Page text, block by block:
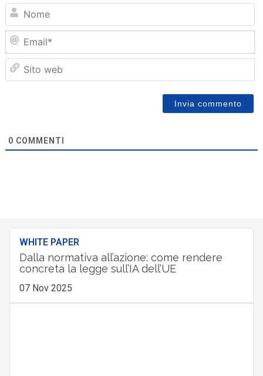
0 COMMENTI
WHITE PAPER
Dalla normativa all’azione: come rendere
concreta la legge sull’IA dell’UE
07 Nov 2025